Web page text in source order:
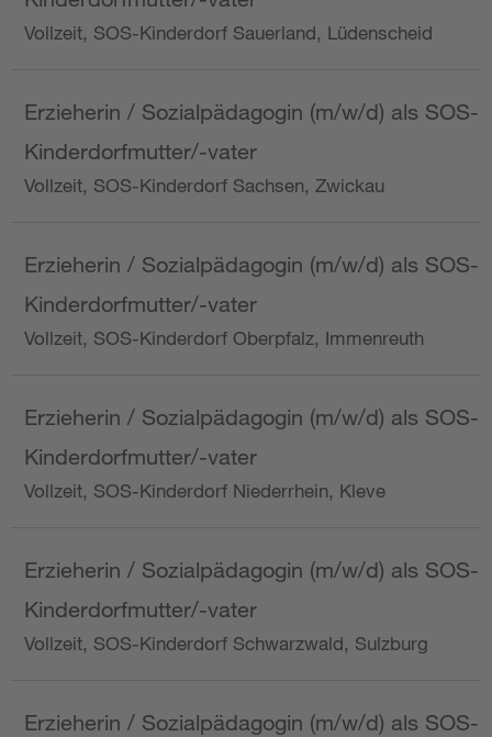
Vollzeit, SOS-Kinderdorf Sauerland, Lüdenscheid
Erzieherin / Sozialpädagogin (m/w/d) als SOS-
Kinderdorfmutter/-vater
Vollzeit, SOS-Kinderdorf Sachsen, Zwickau
Erzieherin / Sozialpädagogin (m/w/d) als SOS-
Kinderdorfmutter/-vater
Vollzeit, SOS-Kinderdorf Oberpfalz, Immenreuth
Erzieherin / Sozialpädagogin (m/w/d) als SOS-
Kinderdorfmutter/-vater
Vollzeit, SOS-Kinderdorf Niederrhein, Kleve
Erzieherin / Sozialpädagogin (m/w/d) als SOS-
Kinderdorfmutter/-vater
Vollzeit, SOS-Kinderdorf Schwarzwald, Sulzburg
Erzieherin / Sozialpädagogin (m/w/d) als SOS-